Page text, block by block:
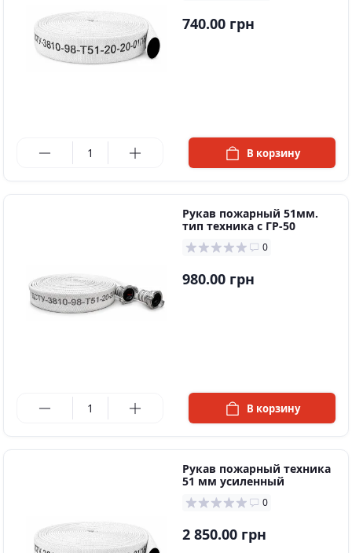
740.00 грн
В корзину
Рукав пожарный 51мм.
тип техника с ГР-50
0
980.00 грн
В корзину
Рукав пожарный техника
51 мм усиленный
0
2 850.00 грн